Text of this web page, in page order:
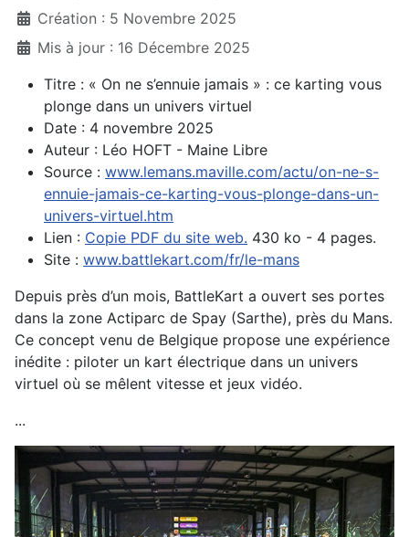
Création : 5 Novembre 2025
Mis à jour : 16 Décembre 2025
Titre : « On ne s’ennuie jamais » : ce karting vous
plonge dans un univers virtuel
Date : 4 novembre 2025
Auteur : Léo HOFT - Maine Libre
Source : www.lemans.maville.com/actu/on-ne-s-
ennuie-jamais-ce-karting-vous-plonge-dans-un-
univers-virtuel.htm
Lien : Copie PDF du site web. 430 ko - 4 pages.
Site : www.battlekart.com/fr/le-mans
Depuis près d’un mois, BattleKart a ouvert ses portes
dans la zone Actiparc de Spay (Sarthe), près du Mans.
Ce concept venu de Belgique propose une expérience
inédite : piloter un kart électrique dans un univers
virtuel où se mêlent vitesse et jeux vidéo.
...